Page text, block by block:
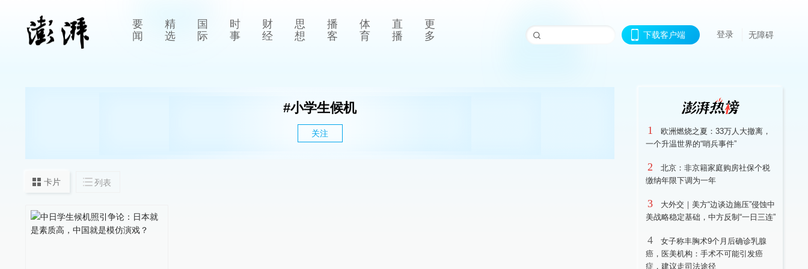
要
闻
精
选
国
际
时
事
财
经
思
想
播
客
体
育
直
播
更
多
下载客户端 登录 无障碍
#小学生候机
关注
卡片 列表
1
欧洲燃烧之夏：33万人大撤离，
一个升温世界的“哨兵事件”
2
北京：非京籍家庭购房社保个税
缴纳年限下调为一年
3
大外交｜美方“边谈边施压”侵蚀中
美战略稳定基础，中方反制“一日三连”
4
女子称丰胸术9个月后确诊乳腺
癌，医美机构：手术不可能引发癌
症，建议走司法途径